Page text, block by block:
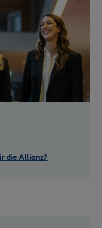
die Allianz?